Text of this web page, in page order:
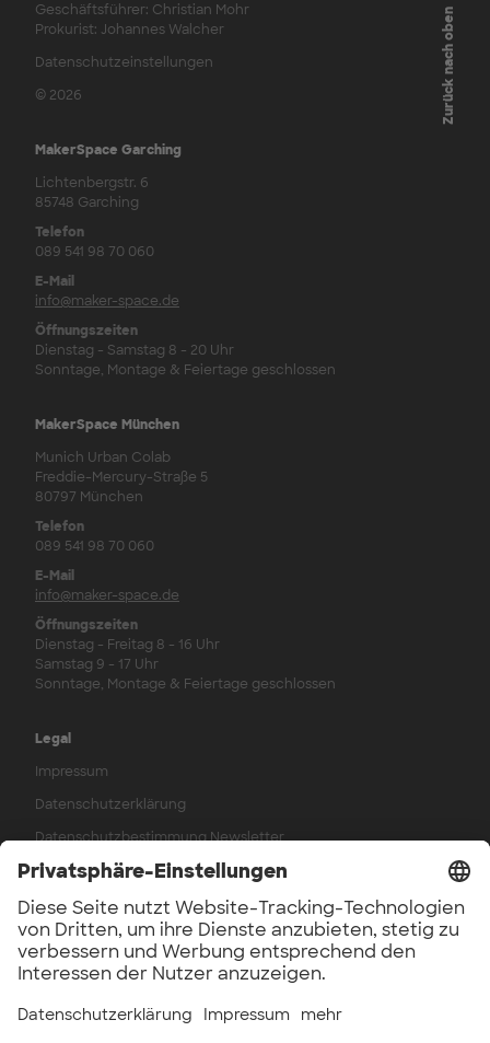
Geschäftsführer: Christian Mohr
Prokurist: Johannes Walcher
Datenschutzeinstellungen
© 2026
MakerSpace Garching
Lichtenbergstr. 6
85748 Garching
Telefon
089 541 98 70 060
E-Mail
info@maker-space.de
Öffnungszeiten
Dienstag - Samstag 8 - 20 Uhr
Sonntage, Montage & Feiertage geschlossen
MakerSpace München
Munich Urban Colab
Freddie-Mercury-Straße 5
80797 München
Telefon
089 541 98 70 060
E-Mail
info@maker-space.de
Öffnungszeiten
Dienstag - Freitag 8 - 16 Uhr
Samstag 9 - 17 Uhr
Sonntage, Montage & Feiertage geschlossen
Legal
Impressum
Datenschutzerklärung
Datenschutzbestimmung Newsletter
AGB
Widerrufsbelehrung
Werkstattordnung
Hausordnung
Zurück nach oben